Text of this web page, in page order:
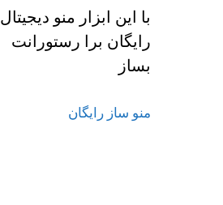
با این ابزار منو دیجیتال
رایگان برا رستورانت
بساز
منو ساز رایگان